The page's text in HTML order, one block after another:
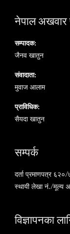
नेपाल अखवार
सम्पादक:
जैनव खातुन
संवादाता:
मुवाज आलाम
प्राविधिक:
सैयदा खातुन
सम्पर्क
दर्ता प्रमाणपत्र
स्थायी लेखा नं./मूल्य
विज्ञापनका